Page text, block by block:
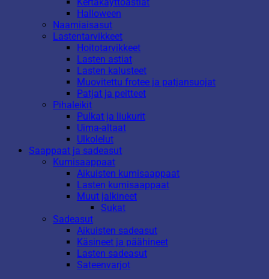
Halloween
Naamiaisasut
Lastentarvikkeet
Hoitotarvikkeet
Lasten astiat
Lasten kalusteet
Muovitettu frotee ja patjansuojat
Patjat ja peitteet
Pihaleikit
Pulkat ja liukurit
Uima-altaat
Ulkolelut
Saappaat ja sadeasut
Kumisaappaat
Aikuisten kumisaappaat
Lasten kumisaappaat
Muut jalkineet
Sukat
Sadeasut
Aikuisten sadeasut
Käsineet ja päähineet
Lasten sadeasut
Sateenvarjot